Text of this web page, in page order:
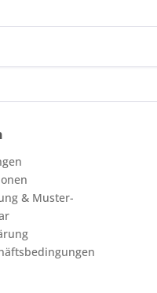
& Muster-